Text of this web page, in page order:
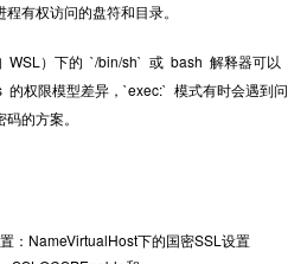
有权访问的盘符和目录。
）下的 `/bin/sh` 或 bash 解释器可以
权限模型差异，`exec:` 模式有时会遇到问
的方案。
：NameVirtualHost下的国密SSL设置